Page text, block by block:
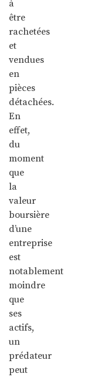
à
être
rachetées
et
vendues
en
pièces
détachées.
En
effet,
du
moment
que
la
valeur
boursière
d’une
entreprise
est
notablement
moindre
que
ses
actifs,
un
prédateur
peut